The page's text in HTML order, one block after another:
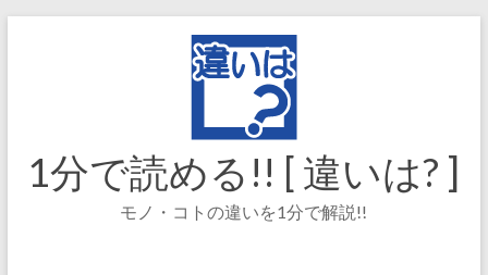
1分で読める!! [ 違いは? ]
モノ・コトの違いを1分で解説!!